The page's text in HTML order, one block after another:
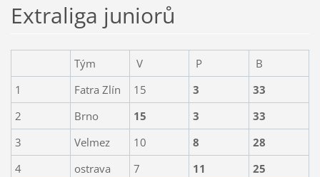
Extraliga juniorů
Tým V P
B
1
Fatra Zlín 15 3
33
2
Brno 15 3
33
3
Velmez 10 8
28
4
ostrava 7 11
25